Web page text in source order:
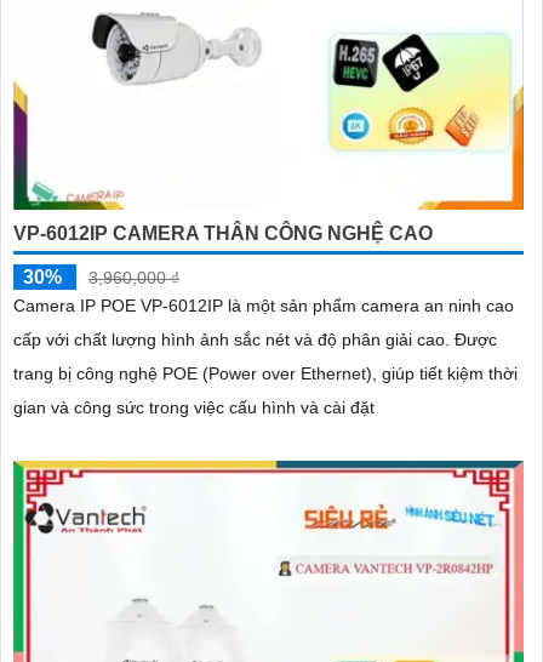
VP-6012IP CAMERA THÂN CÔNG NGHỆ CAO
30%
3,960,000 ₫
Camera IP POE VP-6012IP là một sản phẩm camera an ninh cao
cấp với chất lượng hình ảnh sắc nét và độ phân giải cao. Được
trang bị công nghệ POE (Power over Ethernet), giúp tiết kiệm thời
gian và công sức trong việc cấu hình và cài đặt